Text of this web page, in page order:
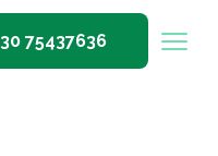
75437636